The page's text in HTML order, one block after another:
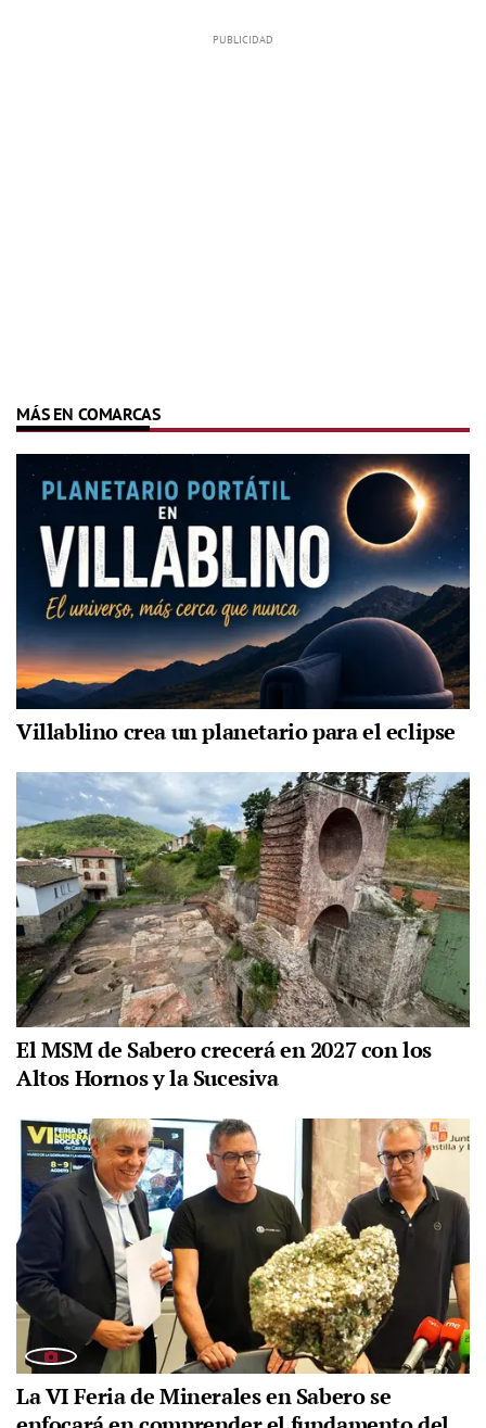
MÁS EN COMARCAS
Villablino crea un planetario para el eclipse
El MSM de Sabero crecerá en 2027 con los
Altos Hornos y la Sucesiva
La VI Feria de Minerales en Sabero se